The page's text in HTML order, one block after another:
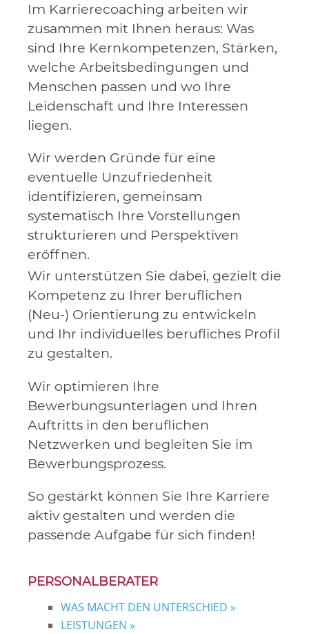
Im Karrierecoaching arbeiten wir
zusammen mit Ihnen heraus: Was
sind Ihre Kernkompetenzen, Stärken,
welche Arbeitsbedingungen und
Menschen passen und wo Ihre
Leidenschaft und Ihre Interessen
liegen.
Wir werden Gründe für eine
eventuelle Unzufriedenheit
identifizieren, gemeinsam
systematisch Ihre Vorstellungen
strukturieren und Perspektiven
eröffnen.
Wir unterstützen Sie dabei, gezielt die
Kompetenz zu Ihrer beruflichen
(Neu-) Orientierung zu entwickeln
und Ihr individuelles berufliches Profil
zu gestalten.
​Wir optimieren Ihre
Bewerbungsunterlagen und Ihren
Auftritts in den beruflichen
Netzwerken und begleiten Sie im
Bewerbungsprozess.
So gestärkt können Sie Ihre Karriere
aktiv gestalten und werden die
passende Aufgabe für sich finden!
PERSONALBERATER
WAS MACHT DEN UNTERSCHIED »
LEISTUNGEN »